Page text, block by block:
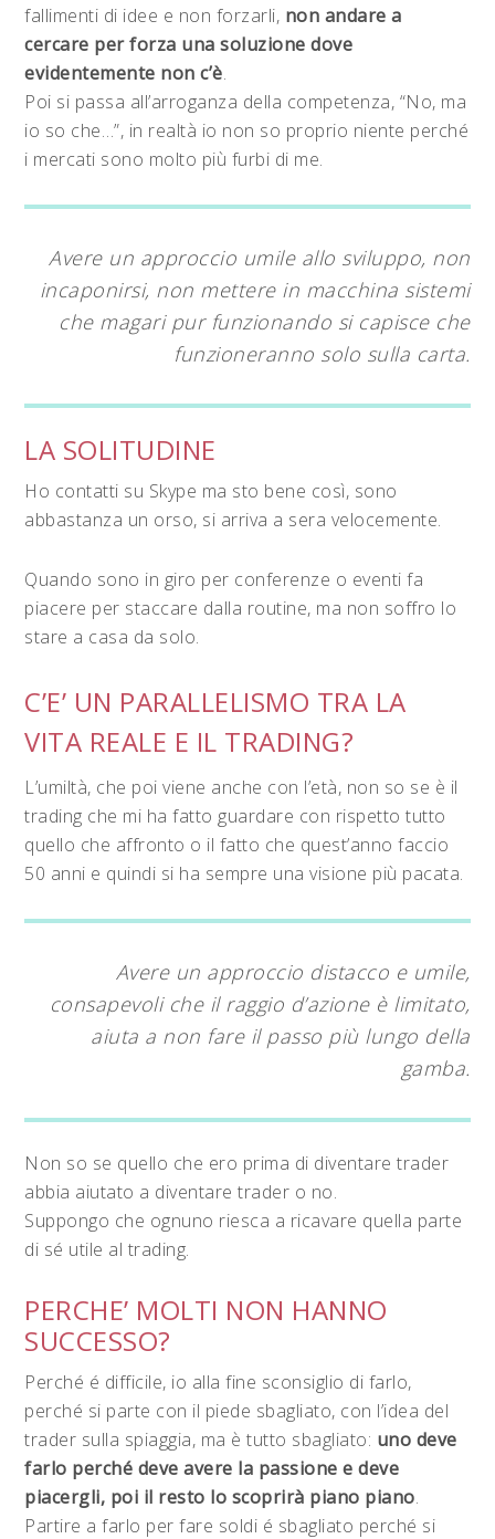
fallimenti di idee e non forzarli, non andare a
cercare per forza una soluzione dove
evidentemente non c’è.
Poi si passa all’arroganza della competenza, “No, ma
io so che…”, in realtà io non so proprio niente perché
i mercati sono molto più furbi di me.
Avere un approccio umile allo sviluppo, non
incaponirsi, non mettere in macchina sistemi
che magari pur funzionando si capisce che
funzioneranno solo sulla carta.
LA SOLITUDINE
Ho contatti su Skype ma sto bene così, sono
abbastanza un orso, si arriva a sera velocemente.
Quando sono in giro per conferenze o eventi fa
piacere per staccare dalla routine, ma non soffro lo
stare a casa da solo.
C’E’ UN PARALLELISMO TRA LA
VITA REALE E IL TRADING?
L’umiltà, che poi viene anche con l’età, non so se è il
trading che mi ha fatto guardare con rispetto tutto
quello che affronto o il fatto che quest’anno faccio
50 anni e quindi si ha sempre una visione più pacata.
Avere un approccio distacco e umile,
consapevoli che il raggio d’azione è limitato,
aiuta a non fare il passo più lungo della
gamba.
Non so se quello che ero prima di diventare trader
abbia aiutato a diventare trader o no.
Suppongo che ognuno riesca a ricavare quella parte
di sé utile al trading.
PERCHE’ MOLTI NON HANNO
SUCCESSO?
Perché é difficile, io alla fine sconsiglio di farlo,
perché si parte con il piede sbagliato, con l’idea del
trader sulla spiaggia, ma è tutto sbagliato: uno deve
farlo perché deve avere la passione e deve
piacergli, poi il resto lo scoprirà piano piano.
Partire a farlo per fare soldi é sbagliato perché si